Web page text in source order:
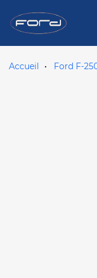
Accueil Ford F-